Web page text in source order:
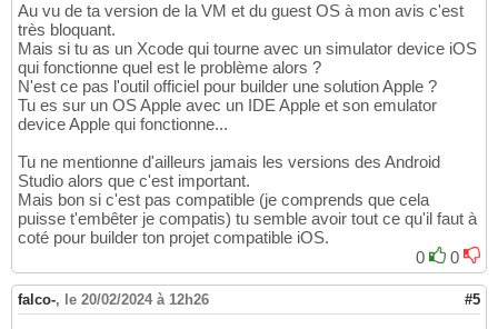
Au vu de ta version de la VM et du guest OS à mon avis c'est
très bloquant.
Mais si tu as un Xcode qui tourne avec un simulator device iOS
qui fonctionne quel est le problème alors ?
N'est ce pas l'outil officiel pour builder une solution Apple ?
Tu es sur un OS Apple avec un IDE Apple et son emulator
device Apple qui fonctionne...
Tu ne mentionne d'ailleurs jamais les versions des Android
Studio alors que c'est important.
Mais bon si c'est pas compatible (je comprends que cela
puisse t'embêter je compatis) tu semble avoir tout ce qu'il faut à
coté pour builder ton projet compatible iOS.
0
0
falco-, le 20/02/2024 à 12h26 #5